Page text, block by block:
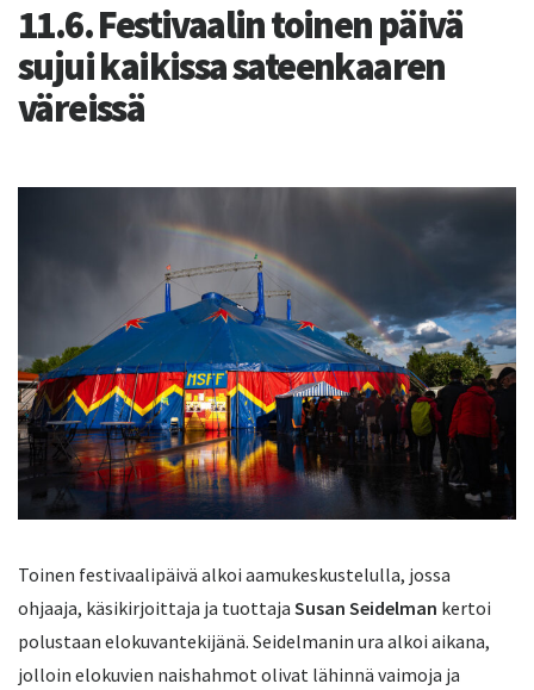
11.6. Festivaalin toinen päivä
sujui kaikissa sateenkaaren
väreissä
Toinen festivaalipäivä alkoi aamukeskustelulla, jossa
ohjaaja, käsikirjoittaja ja tuottaja Susan Seidelman kertoi
polustaan elokuvantekijänä. Seidelmanin ura alkoi aikana,
jolloin elokuvien naishahmot olivat lähinnä vaimoja ja